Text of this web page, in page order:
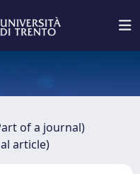
of a journal)
article)